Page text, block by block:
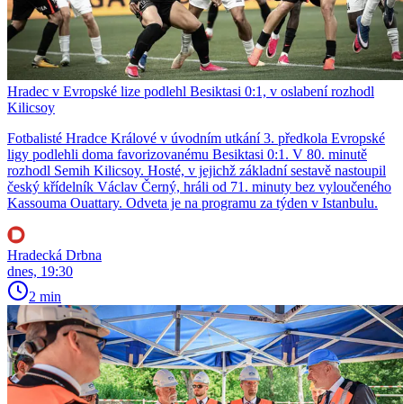
Hradec v Evropské lize podlehl Besiktasi 0:1, v oslabení rozhodl
Kilicsoy
Fotbalisté Hradce Králové v úvodním utkání 3. předkola Evropské
ligy podlehli doma favorizovanému Besiktasi 0:1. V 80. minutě
rozhodl Semih Kilicsoy. Hosté, v jejichž základní sestavě nastoupil
český křídelník Václav Černý, hráli od 71. minuty bez vyloučeného
Kassouma Ouattary. Odveta je na programu za týden v Istanbulu.
Hradecká Drbna
dnes, 19:30
2 min